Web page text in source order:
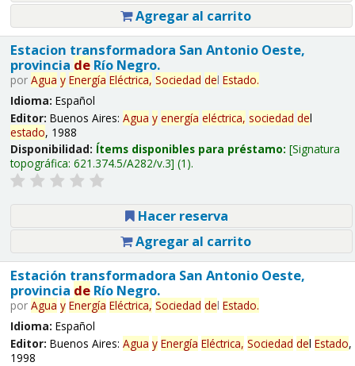
Agregar al carrito
Estacion transformadora San Antonio Oeste,
provincia deRío Negro.
por Agua y Energía Eléctrica, Sociedad del Estado.
Idioma: Español
Editor: Buenos Aires: Agua y energía eléctrica, sociedad del
estado, 1988
Disponibilidad: Ítems disponibles para préstamo: Signatura
topográfica: 621.374.5/A282/v.3 (1).
Hacer reserva
Agregar al carrito
Estación transformadora San Antonio Oeste,
provincia deRío Negro.
por Agua y Energía Eléctrica, Sociedad del Estado.
Idioma: Español
Editor: Buenos Aires: Agua y Energía Eléctrica, Sociedad del Estado,
1998